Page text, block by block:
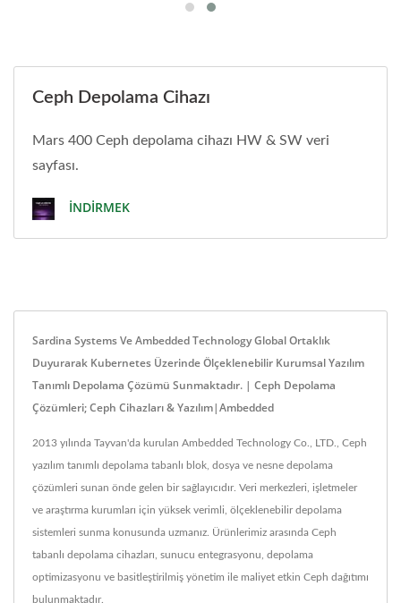
Ceph Depolama Cihazı
Mars 400 Ceph depolama cihazı HW & SW veri
sayfası.
İNDIRMEK
Sardina Systems Ve Ambedded Technology Global Ortaklık
Duyurarak Kubernetes Üzerinde Ölçeklenebilir Kurumsal Yazılım
Tanımlı Depolama Çözümü Sunmaktadır. | Ceph Depolama
Çözümleri; Ceph Cihazları & Yazılım|Ambedded
2013 yılında Tayvan'da kurulan Ambedded Technology Co., LTD., Ceph
yazılım tanımlı depolama tabanlı blok, dosya ve nesne depolama
çözümleri sunan önde gelen bir sağlayıcıdır. Veri merkezleri, işletmeler
ve araştırma kurumları için yüksek verimli, ölçeklenebilir depolama
sistemleri sunma konusunda uzmanız. Ürünlerimiz arasında Ceph
tabanlı depolama cihazları, sunucu entegrasyonu, depolama
optimizasyonu ve basitleştirilmiş yönetim ile maliyet etkin Ceph dağıtımı
bulunmaktadır.